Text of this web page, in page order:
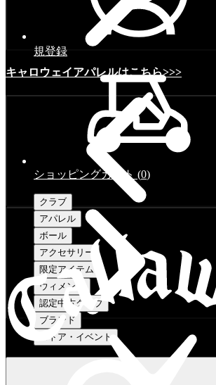
キャロウェイアパレルはこちら>>>
規登録
ショッピングカート (0)
クラブ
アパレル
ボール
アクセサリー
限定アイテム
ウィメンズ
認定中古クラブ
ブランド
ストア・イベント